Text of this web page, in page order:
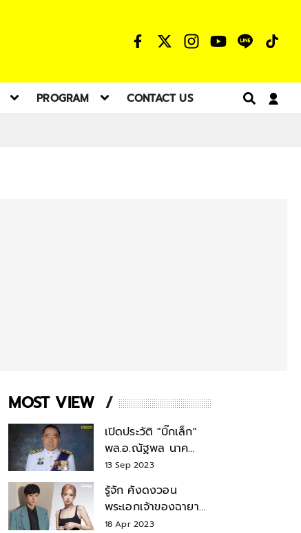
PROGRAM CONTACT US
MOST VIEW
เปิดประวัติ "บิ๊กเล็ก"
พล.อ.ณัฐพล นาค
พาณิชย์ จากเลขาฯ
สมช.-เลขาฯ
รมว.กลาโหม
13 Sep 2023
รู้จัก คังดงวอน
พระเอกเจ้าของฉายา
สมบัติแห่งชาติ หลังมี
18 Apr 2023